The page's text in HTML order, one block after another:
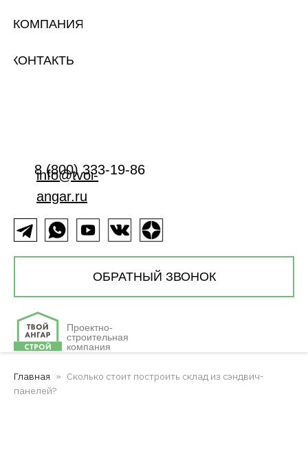
КОМПАНИЯ
КОНТАКТЫ
info@tvoi-
angar.ru
8 (800) 333-19-86
ОБРАТНЫЙ ЗВОНОК
Проектно-
строительная
компания
Главная
Сколько стоит построить склад из сэндвич-
панелей?